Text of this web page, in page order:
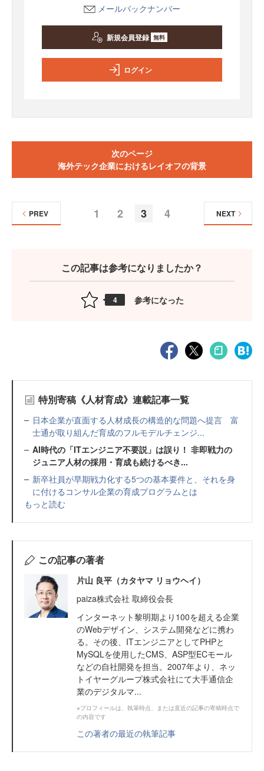
メールバックナンバー
新規会員登録 無料
ログイン
次のページ
海外テック企業におけるレイオフの背景
1 2 3 4
PREV NEXT
この記事は参考になりましたか？
4 参考になった
特別寄稿《人材育成》連載記事一覧
日本企業が直面する人材成長の構造的な問題へ提言 富
士通が取り組んだ育成のフルモデルチェンジ...
AI時代の「ITエンジニア不要説」は誤り！ 非即戦力の
ジュニア人材の採用・育成も続けるべき...
新卒社員が早期戦力化する5つの基本要件と、それを身
に付けるコンサル企業の育成プログラムとは
もっと読む
この記事の著者
片山 良平（カタヤマ リョウヘイ）
paiza株式会社 取締役会長
インターネット黎明期より100を超える企業
のWebデザイン、システム開発などに携わ
る。その後、ITエンジニアとしてPHPと
MySQLを使用したCMS、ASP型ECモール
などの自社開発を担当。2007年より、ネッ
トイヤーグループ株式会社にて大手通信企
業のデジタルマ...
※プロフィールは、執筆時点、または直近の記事の寄稿時点で
の内容です
この著者の最近の執筆記事